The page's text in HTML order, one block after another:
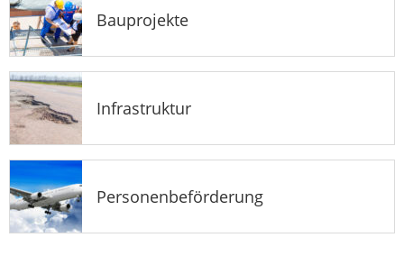
Bauprojekte
Infrastruktur
Personenbeförderung